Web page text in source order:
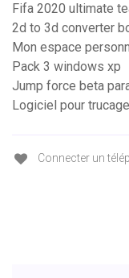
Fifa 2020 ultimate
2d to 3d converter
Mon espace
Pack 3 windows xp
Jump force beta
Logiciel pour
Connecter un